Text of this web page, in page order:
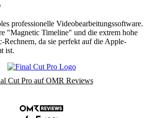
professionelle Videobearbeitungssoftware.
"Magnetic Timeline" und die extrem hohe
Rechnern, da sie perfekt auf die Apple-
ist.
Cut Pro auf OMR Reviews